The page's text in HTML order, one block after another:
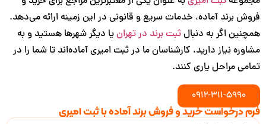
برند آماده، خدمات سریع و قانونی در این زمینه ارائه می‌دهد.
اگر به دنبالثبت برند در تهرانیا دیگر شهرها هستید و به
نیاز دارید، کارشناسان ما در ثبت امیری آماده‌اند تا شما را در
مراحل یاری کنند.
0912-311-5990
درخواست خرید و فروش برند آماده با ثبت امیری